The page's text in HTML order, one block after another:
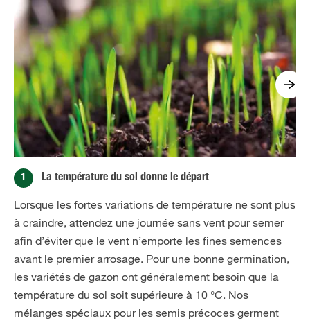
1 La température du sol donne le départ
Lorsque les fortes variations de température ne sont plus
à craindre, attendez une journée sans vent pour semer
afin d’éviter que le vent n’emporte les fines semences
avant le premier arrosage. Pour une bonne germination,
les variétés de gazon ont généralement besoin que la
température du sol soit supérieure à 10 °C. Nos
mélanges spéciaux pour les semis précoces germent